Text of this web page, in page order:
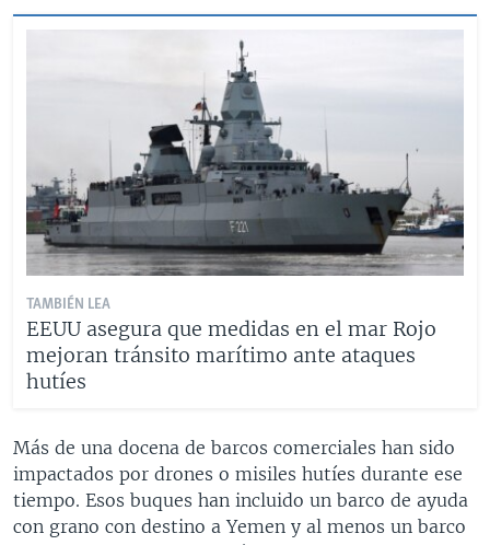
TAMBIÉN LEA
EEUU asegura que medidas en el mar Rojo
mejoran tránsito marítimo ante ataques
hutíes
Más de una docena de barcos comerciales han sido
impactados por drones o misiles hutíes durante ese
tiempo. Esos buques han incluido un barco de ayuda
con grano con destino a Yemen y al menos un barco